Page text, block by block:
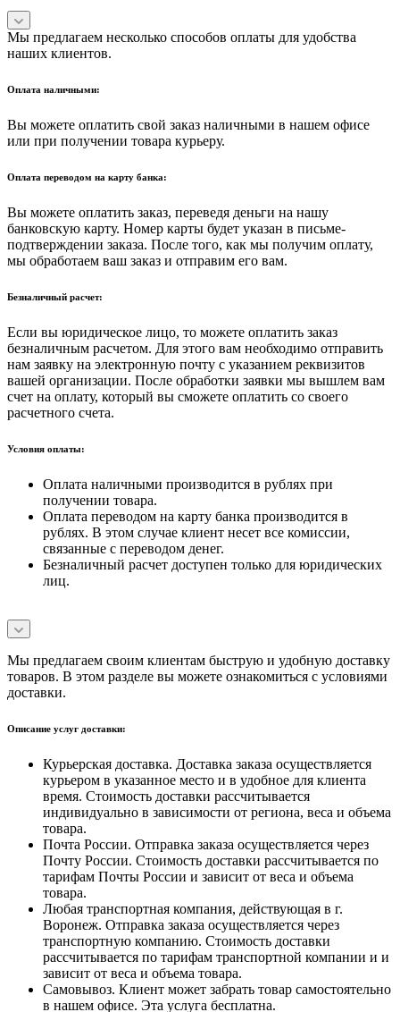
Мы предлагаем несколько способов оплаты для удобства
наших клиентов.
Оплата наличными:
Вы можете оплатить свой заказ наличными в нашем офисе
или при получении товара курьеру.
Оплата переводом на карту банка:
Вы можете оплатить заказ, переведя деньги на нашу
банковскую карту. Номер карты будет указан в письме-
подтверждении заказа. После того, как мы получим оплату,
мы обработаем ваш заказ и отправим его вам.
Безналичный расчет:
Если вы юридическое лицо, то можете оплатить заказ
безналичным расчетом. Для этого вам необходимо отправить
нам заявку на электронную почту с указанием реквизитов
вашей организации. После обработки заявки мы вышлем вам
счет на оплату, который вы сможете оплатить со своего
расчетного счета.
Условия оплаты:
Оплата наличными производится в рублях при
получении товара.
Оплата переводом на карту банка производится в
рублях. В этом случае клиент несет все комиссии,
связанные с переводом денег.
Безналичный расчет доступен только для юридических
лиц.
Мы предлагаем своим клиентам быструю и удобную доставку
товаров. В этом разделе вы можете ознакомиться с условиями
доставки.
Описание услуг доставки:
Курьерская доставка. Доставка заказа осуществляется
курьером в указанное место и в удобное для клиента
время. Стоимость доставки рассчитывается
индивидуально в зависимости от региона, веса и объема
товара.
Почта России. Отправка заказа осуществляется через
Почту России. Стоимость доставки рассчитывается по
тарифам Почты России и зависит от веса и объема
товара.
Любая транспортная компания, действующая в г.
Воронеж. Отправка заказа осуществляется через
транспортную компанию. Стоимость доставки
рассчитывается по тарифам транспортной компании и и
зависит от веса и объема товара.
Самовывоз. Клиент может забрать товар самостоятельно
в нашем офисе. Эта услуга бесплатна.